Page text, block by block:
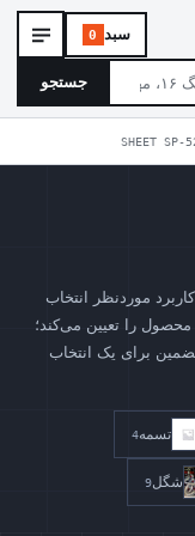
جستجو
سبد 0
SHEET SP-
موردنظر انتخاب
محصول را تعیین می‌کند؛
برای یک انتخاب
تسمه4
شگل9